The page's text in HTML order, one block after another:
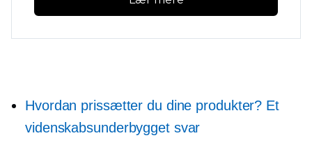
Hvordan prissætter du dine produkter? Et
videnskabsunderbygget svar